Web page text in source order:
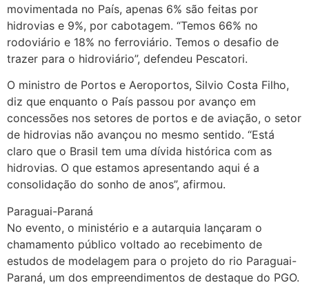
movimentada no País, apenas 6% são feitas por
hidrovias e 9%, por cabotagem. “Temos 66% no
rodoviário e 18% no ferroviário. Temos o desafio de
trazer para o hidroviário”, defendeu Pescatori.
O ministro de Portos e Aeroportos, Silvio Costa Filho,
diz que enquanto o País passou por avanço em
concessões nos setores de portos e de aviação, o setor
de hidrovias não avançou no mesmo sentido. “Está
claro que o Brasil tem uma dívida histórica com as
hidrovias. O que estamos apresentando aqui é a
consolidação do sonho de anos”, afirmou.
Paraguai-Paraná
No evento, o ministério e a autarquia lançaram o
chamamento público voltado ao recebimento de
estudos de modelagem para o projeto do rio Paraguai-
Paraná, um dos empreendimentos de destaque do PGO.